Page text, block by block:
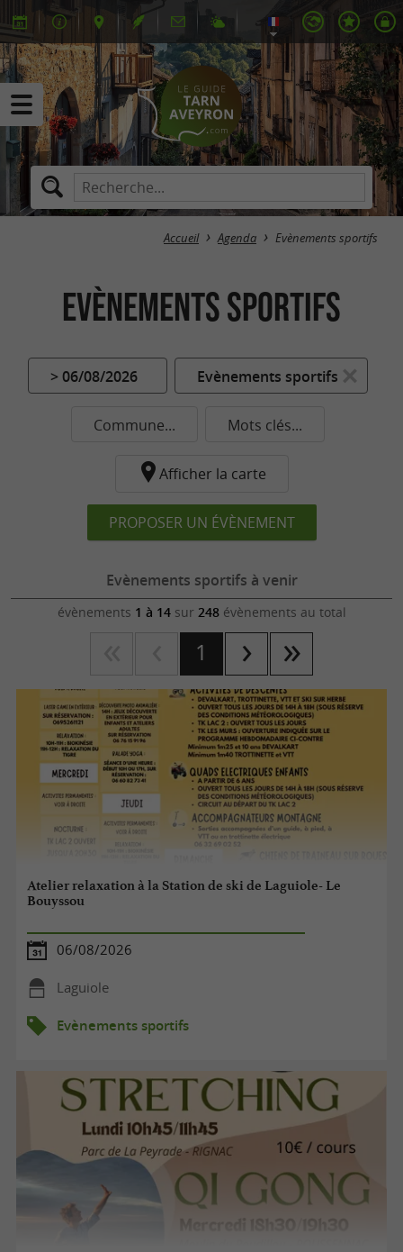
Accueil Agenda Evènements sportifs
Evènements sportifs
> 06/08/2026 Evènements sportifs
Commune... Mots clés...
Afficher la carte
PROPOSER UN ÉVÈNEMENT
Evènements sportifs à venir
évènements 1 à 14sur 248évènements au total
1
Atelier relaxation à la Station de ski de Laguiole- Le
Bouyssou
06/08/2026
Laguiole
Evènements sportifs